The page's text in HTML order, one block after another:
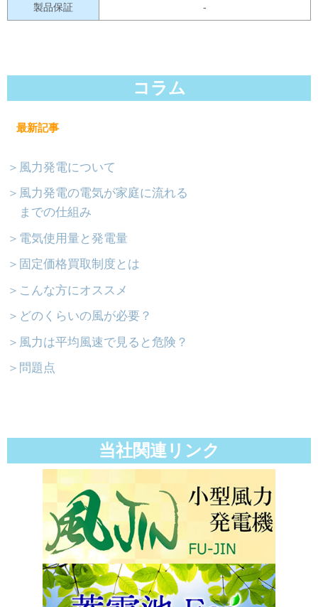
製品保証 -
コラム
最新記事
＞風力発電について
＞風力発電の電気が家庭に流れる
までの仕組み
＞電気使用量と発電量
＞固定価格買取制度とは
＞こんな方にオススメ
＞どのくらいの風が必要？
＞風力は平均風速で見ると危険？
＞問題点
当社関連リンク